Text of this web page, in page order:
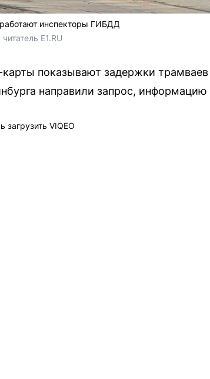
инспекторы ГИБДД
читатель E1.RU
показывают задержки
направили запрос,
загрузить VIQEO